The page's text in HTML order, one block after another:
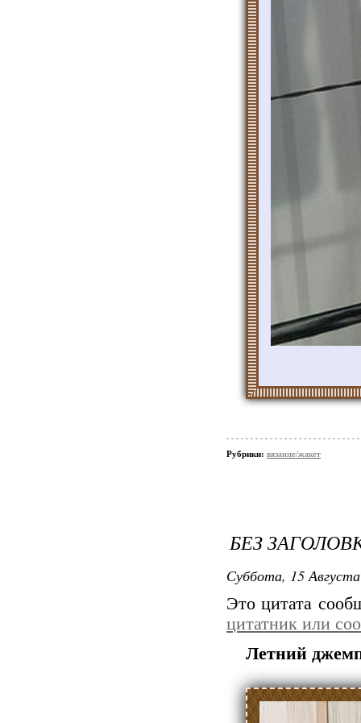
Рубрики: вязание/жакет
БЕЗ
Суббота, 15
Это цитата
цитатник или
Летний